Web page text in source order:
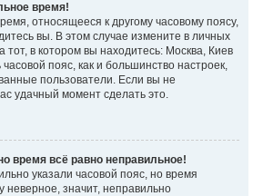
время!
относящееся к другому часовому поясу,
вы. В этом случае измените в личных
тот, в котором вы находитесь: Москва, Киев
пояс, как и большинство настроек,
пользователи. Если вы не
удачный момент сделать это.
время всё равно неправильное!
указали часовой пояс, но время
значит, неправильно